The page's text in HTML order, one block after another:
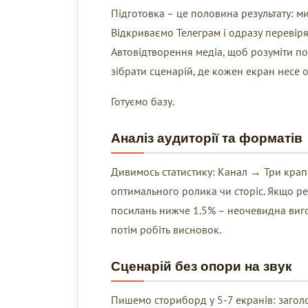
Підготовка – це половина результату:
Відкриваємо Телеграм і одразу
Автовідтворення медіа, щоб розуміти
зібрати сценарій, де кожен екран несе
Готуємо базу.
Аналіз аудиторії та форматів
Дивимось статистику: Канал → Три
оптимального ролика чи сторіс. Якщо
посилань нижче 1.5% – неочевидна
потім робіть висновок.
Сценарій без опори на звук
Пишемо сториборд у 5-7 екранів: